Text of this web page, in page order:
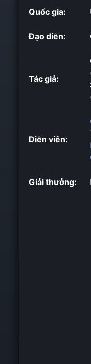
Quốc gia:
Đạo diễn:
Tác giả:
Diễn viên:
Giải thưởng: